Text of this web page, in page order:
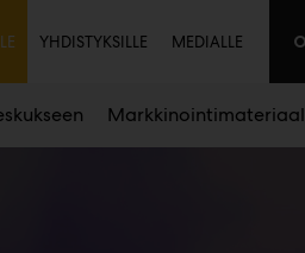
YHDISTYKSILLE MEDIALLE